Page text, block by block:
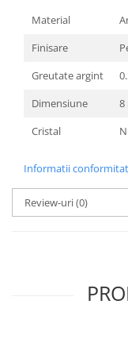
Material
Finisare
Greutate argint
Dimensiune
8
Cristal
Informatii
Review-uri(0)